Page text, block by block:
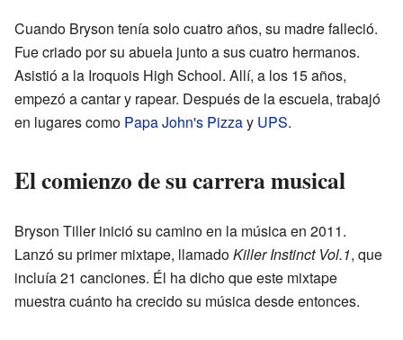
Cuando Bryson tenía solo cuatro años, su madre falleció.
Fue criado por su abuela junto a sus cuatro hermanos.
Asistió a la Iroquois High School. Allí, a los 15 años,
empezó a cantar y rapear. Después de la escuela, trabajó
en lugares como Papa John's Pizzay UPS.
El comienzo de su carrera musical
Bryson Tiller inició su camino en la música en 2011.
Lanzó su primer mixtape, llamadoKiller Instinct Vol.1, que
incluía 21 canciones. Él ha dicho que este mixtape
muestra cuánto ha crecido su música desde entonces.